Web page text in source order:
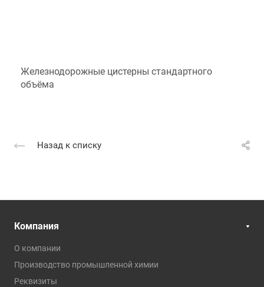
Железнодорожные цистерны стандартного
объёма
Назад к списку
Компания
О компании
Производство промышленной химии
Реквизиты